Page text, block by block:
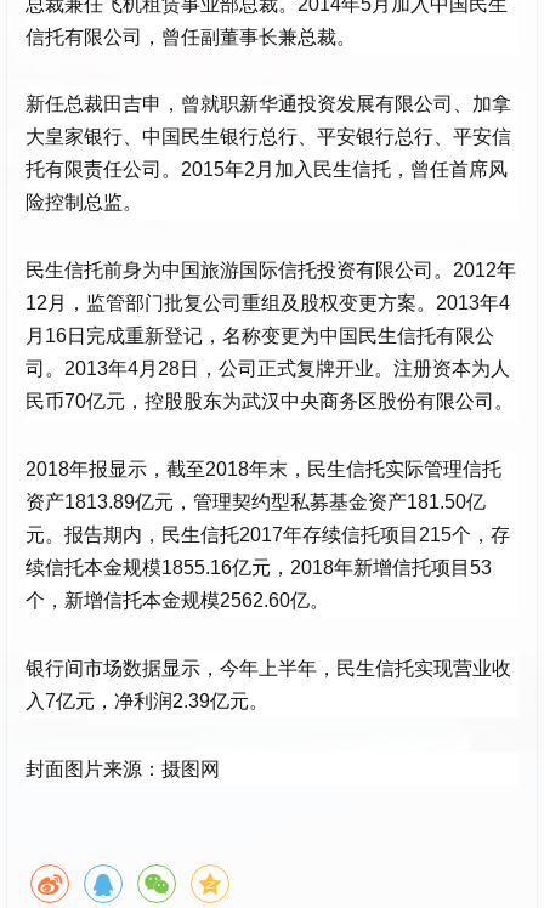
信托有限公司，曾任副董事长兼总裁。
新任总裁田吉申，曾就职新华通投资发展有限公司、加拿
大皇家银行、中国民生银行总行、平安银行总行、平安信
托有限责任公司。2015年2月加入民生信托，曾任首席风
险控制总监。
民生信托前身为中国旅游国际信托投资有限公司。2012年
12月，监管部门批复公司重组及股权变更方案。2013年4
月16日完成重新登记，名称变更为中国民生信托有限公
司。2013年4月28日，公司正式复牌开业。注册资本为人
民币70亿元，控股股东为武汉中央商务区股份有限公司。
2018年报显示，截至2018年末，民生信托实际管理信托
资产1813.89亿元，管理契约型私募基金资产181.50亿
元。报告期内，民生信托2017年存续信托项目215个，存
续信托本金规模1855.16亿元，2018年新增信托项目53
个，新增信托本金规模2562.60亿。
银行间市场数据显示，今年上半年，民生信托实现营业收
入7亿元，净利润2.39亿元。
封面图片来源：摄图网